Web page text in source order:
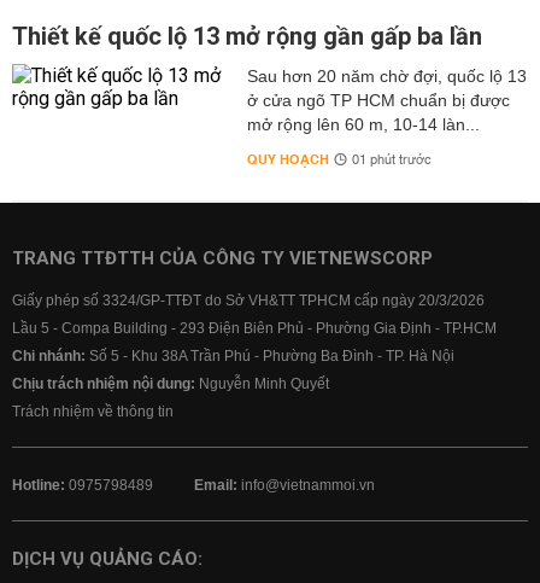
Thiết kế quốc lộ 13 mở rộng gần gấp ba lần
Sau hơn 20 năm chờ đợi, quốc lộ 13
ở cửa ngõ TP HCM chuẩn bị được
mở rộng lên 60 m, 10-14 làn...
QUY HOẠCH 01 phút trước
TRANG TTĐTTH CỦA CÔNG TY VIETNEWSCORP
Giấy phép số 3324/GP-TTĐT do Sở VH&TT TPHCM cấp ngày 20/3/2026
Lầu 5 - Compa Building - 293 Điện Biên Phủ - Phường Gia Định - TP.HCM
Chi nhánh: Số 5 - Khu 38A Trần Phú - Phường Ba Đình - TP. Hà Nội
Chịu trách nhiệm nội dung: Nguyễn Minh Quyết
Trách nhiệm về thông tin
Hotline: 0975798489 Email: info@vietnammoi.vn
DỊCH VỤ QUẢNG CÁO: